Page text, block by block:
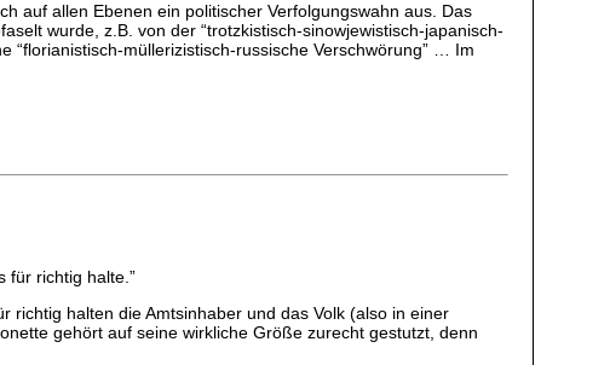
auf allen Ebenen ein politischer Verfolgungswahn aus. Das
wurde, z.B. von der “trotzkistisch-sinowjewistisch-japanisch-
“florianistisch-müllerizistisch-russische Verschwörung” … Im
für richtig halte.”
halten die Amtsinhaber und das Volk (also in einer
gehört auf seine wirkliche Größe zurecht gestutzt, denn